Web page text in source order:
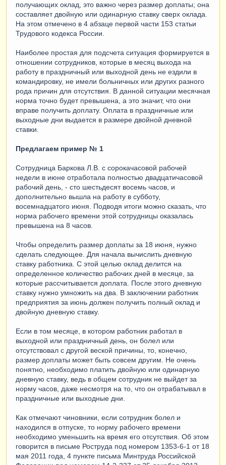
получающих оклад, это важно через размер доплаты; она
составляет двойную или одинарную ставку сверх оклада.
На этом отмечено в 4 абзаце первой части 153 статьи
Трудового кодекса России.
Наиболее простая для подсчета ситуация формируется в
отношении сотрудников, которые в месяц выхода на
работу в праздничный или выходной день не ездили в
командировку, не имели больничных или других разного
рода причин для отсутствия. В данной ситуации месячная
норма точно будет превышена, а это значит, что они
вправе получить доплату. Оплата в праздничные или
выходные дни выдается в размере двойной дневной
ставки.
Предлагаем пример № 1
Сотрудница Баркова Л.В. с сорокачасовой рабочей
недели в июне отработала полностью двадцатичасовой
рабочий день, - сто шестьдесят восемь часов, и
дополнительно вышла на работу в субботу,
восемнадцатого июня. Подводя итоги можно сказать, что
норма рабочего времени этой сотрудницы оказалась
превышена на 8 часов.
Чтобы определить размер доплаты за 18 июня, нужно
сделать следующее. Для начала вычислить дневную
ставку работника. С этой целью оклад делится на
определенное количество рабочих дней в месяце, за
которые рассчитывается доплата. После этого дневную
ставку нужно умножить на два. В заключении работник
предприятия за июнь должен получить полный оклад и
двойную дневную ставку.
Если в том месяце, в котором работник работал в
выходной или праздничный день, он болел или
отсутствовал с другой веской причины, то, конечно,
размер доплаты может быть совсем другим. Не очень
понятно, необходимо платить двойную или одинарную
дневную ставку, ведь в общем сотрудник не выйдет за
норму часов, даже несмотря на то, что он отрабатывал в
праздничные или выходные дни.
Как отмечают чиновники, если сотрудник болел и
находился в отпуске, то норму рабочего времени
необходимо уменьшить на время его отсутствия. Об этом
говорится в письме Роструда под номером 1353-6-1 от 18
мая 2011 года, 4 пункте письма Минтруда Российской